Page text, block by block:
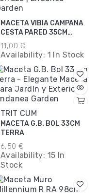
MACETA VIBIA CAMPANA
CESTA PARED 35CM
ANTRACITA
11,00 €
Availability: 1 In Stock
TRIT CUM
MACETA G.B. BOL 33CM
TERRA
6,50 €
Availability: 15 In
Stock